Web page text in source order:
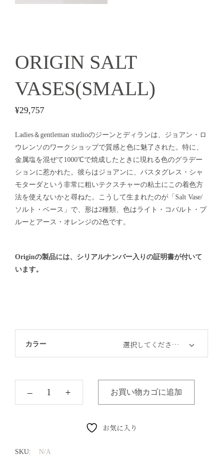
ORIGIN SALT
VASES(SMALL)
¥29,757
Ladies＆gentleman studioのジーンとディランは、ジョアン・ロ
ウレンソのワークショップで質感と色に魅了された。特に、
金属塩を混ぜて1000℃で焼成したときに現れる色のグラデー
ションに惹かれた。彼らはジョアンに、パスタグレス・シャ
モターダという非常に粗いテクスチャーの粘土にこの着色方
法を使えないかと尋ねた。こうして生まれたのが「Salt Vase/
ソルト・ベース」で、形は2種類、色はライト・コバルト・ブ
ルーとアース・オレンジの2色です。
Originの製品には、シリアルナンバー入りの証明書が付いて
います。
カラー 選択してください…
‒ + お買い物カゴに追加
お気に入り
SKU: N/A